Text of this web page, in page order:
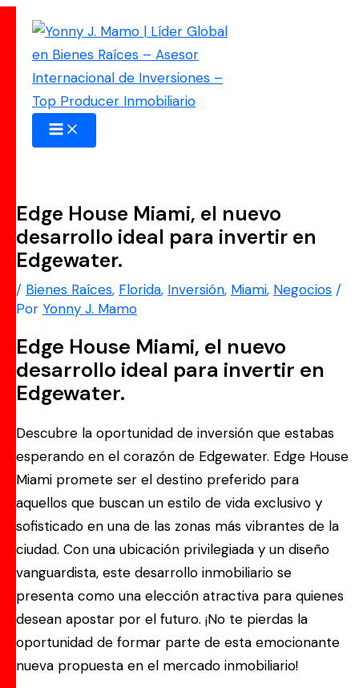
Ir
contenido
Edge House Miami, el nuevo
desarrollo ideal para invertir en
Edgewater.
/ Bienes Raíces, Florida, Inversión, Miami, Negocios /
Por Yonny J. Mamo
Edge House Miami, el nuevo
desarrollo ideal para invertir en
Edgewater.
Descubre la oportunidad de inversión que estabas
esperando en el corazón de Edgewater. Edge House
Miami promete ser el destino preferido para
aquellos que buscan un estilo de vida exclusivo y
sofisticado en una de las zonas más vibrantes de la
ciudad. Con una ubicación privilegiada y un diseño
vanguardista, este desarrollo inmobiliario se
presenta como una elección atractiva para quienes
desean apostar por el futuro. ¡No te pierdas la
oportunidad de formar parte de esta emocionante
nueva propuesta en el mercado inmobiliario!